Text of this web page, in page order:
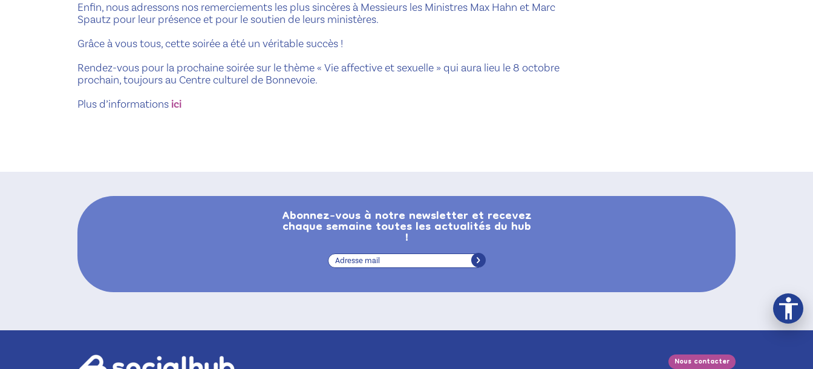
Enfin, nous adressons nos remerciements les plus sincères à Messieurs les Ministres Max Hahn et Marc
Spautz pour leur présence et pour le soutien de leurs ministères.
Grâce à vous tous, cette soirée a été un véritable succès !
Rendez-vous pour la prochaine soirée sur le thème « Vie affective et sexuelle » qui aura lieu le 8 octobre
prochain, toujours au Centre culturel de Bonnevoie.
Plus d’informations ici
Abonnez-vous à notre newsletter et recevez
chaque semaine toutes les actualités du hub
!
Nous contacter